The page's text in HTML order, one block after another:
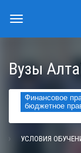
Вузы
Финансовое
бюджетное
УСЛОВИЯ